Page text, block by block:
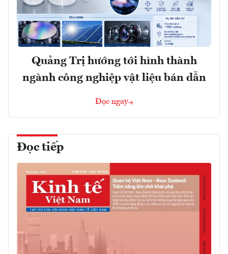
Quảng Trị hướng tới hình thành
ngành công nghiệp vật liệu bán dẫn
Đọc ngay
Đọc tiếp